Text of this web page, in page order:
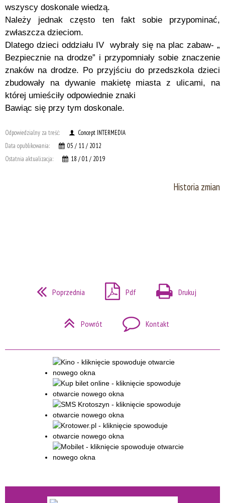
wszyscy doskonale wiedzą.
Należy jednak często ten fakt sobie przypominać,
zwłaszcza dzieciom.
Dlatego dzieci oddziału IV wybrały się na plac zabaw- „
Bezpiecznie na drodze” i przypomniały sobie znaczenie
znaków na drodze. Po przyjściu do przedszkola dzieci
zbudowały na dywanie makietę miasta z ulicami, na
której umieściły odpowiednie znaki
Bawiąc się przy tym doskonale.
Odpowiedzialny za treść:
Concept INTERMEDIA
Data opublikowania:
05 / 11 / 2012
Ostatnia aktualizacja:
18 / 01 / 2019
Historia zmian
Poprzednia Pdf Drukuj
Powrót Kontakt